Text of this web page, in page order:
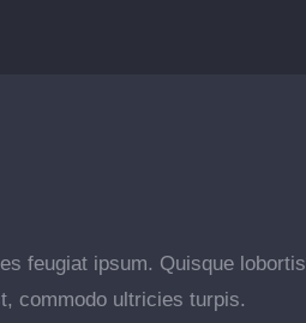
feugiat ipsum. Quisque lobortis
commodo ultricies turpis.